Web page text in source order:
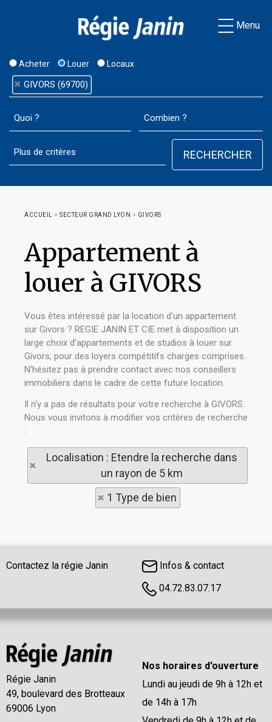
Menu
Acheter Louer Locaux
GIVORS (69700)
ACCUEIL > SECTEUR GRAND LYON > GIVORS
Appartement à
louer à GIVORS
Vous êtes intéressé par la location d'un appartement
sur Givors ? REGIE JANIN ET CIE met à disposition un
large choix d'appartements et de studios à louer sur
Givors, pour des loyers compétitifs charges comprises.
N'hésitez pas à prendre contact avec nos conseillers
immobiliers dans le cadre de cette future location.
Il n'y a pas de résultats pour votre recherche à GIVORS.
Nous vous invitons à modifier vos critères de recherche
:
Localisation : Etendre la recherche dans
un rayon de 5 km
1 Type de bien
Contactez la régie Janin
Infos & contact
04.72.83.07.17
Régie Janin
49, boulevard des Brotteaux
69006 Lyon
Nos horaires d'ouverture
Lundi au jeudi de 9h à 12h et
de 14h à 17h